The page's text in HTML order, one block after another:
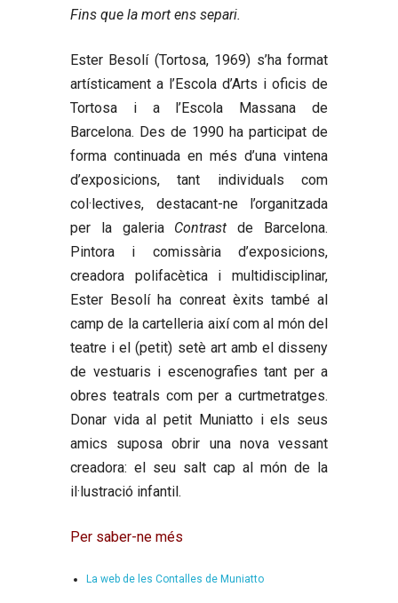
Fins que la mort ens separi.
Ester Besolí(Tortosa, 1969) s’ha format
artísticament a l’Escola d’Arts i oficis de
Tortosa i a l’Escola Massana de
Barcelona. Des de 1990 ha participat de
forma continuada en més d’una vintena
d’exposicions, tant individuals com
col·lectives, destacant-ne l’organitzada
per la galeria Contrast de Barcelona.
Pintora i comissària d’exposicions,
creadora polifacètica i multidisciplinar,
Ester Besolí ha conreat èxits també al
camp de la cartelleria així com al món del
teatre i el (petit) setè art amb el disseny
de vestuaris i escenografies tant per a
obres teatrals com per a curtmetratges.
Donar vida al petit Muniatto i els seus
amics suposa obrir una nova vessant
creadora: el seu salt cap al món de la
il·lustració infantil.
Per saber-ne més
La web de les Contalles de Muniatto